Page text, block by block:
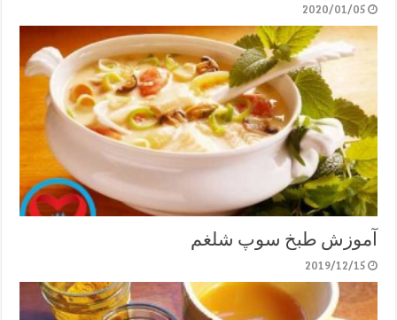
2020/01/05
آموزش طبخ سوپ شلغم
2019/12/15